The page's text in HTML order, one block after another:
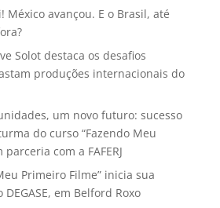
México avançou. E o Brasil, até
Solot destaca os desafios
produções internacionais do
um novo futuro: sucesso
do curso “Fazendo Meu
com a FAFERJ
Primeiro Filme” inicia sua
em Belford Roxo